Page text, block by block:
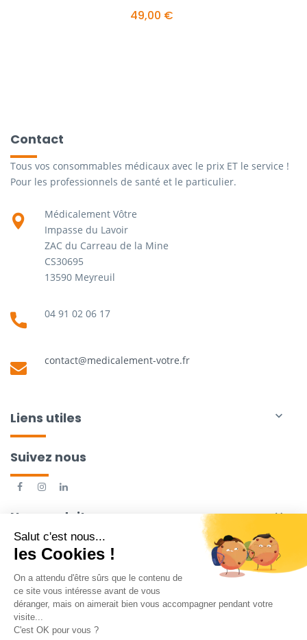
49,00 €
Contact
Tous vos consommables médicaux avec le prix ET le service !
Pour les professionnels de santé et le particulier.
Médicalement Vôtre
Impasse du Lavoir
ZAC du Carreau de la Mine
CS30695
13590 Meyreuil
04 91 02 06 17
contact@medicalement-votre.fr
Liens utiles 
Suivez nous
Nos produits 